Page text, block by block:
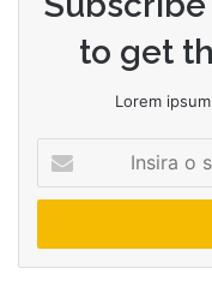
to get
Lorem
seu
de